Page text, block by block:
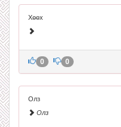
Хөөх
0 0
Олз
Олз